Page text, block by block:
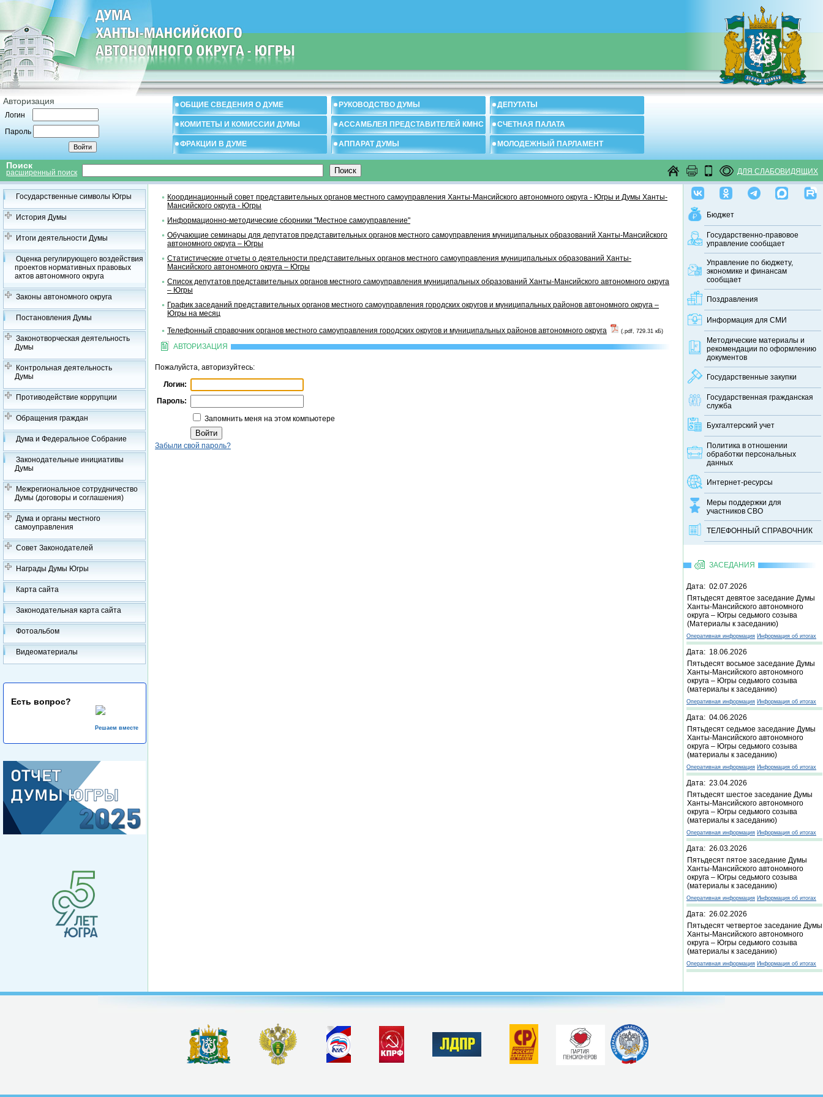
Авторизация
Логин
Пароль
ОБЩИЕ СВЕДЕНИЯ О ДУМЕ РУКОВОДСТВО ДУМЫ ДЕПУТАТЫ
КОМИТЕТЫ И КОМИССИИ ДУМЫ АССАМБЛЕЯ ПРЕДСТАВИТЕЛЕЙ КМНС СЧЕТНАЯ ПАЛАТА
ФРАКЦИИ В ДУМЕ АППАРАТ ДУМЫ МОЛОДЕЖНЫЙ ПАРЛАМЕНТ
Поиск
расширенный поиск ДЛЯ СЛАБОВИДЯЩИХ
Государственные символы Югры
История Думы
Итоги деятельности Думы
Оценка регулирующего воздействия
проектов нормативных правовых
актов автономного округа
Законы автономного округа
Постановления Думы
Законотворческая деятельность
Думы
Контрольная деятельность
Думы
Противодействие коррупции
Обращения граждан
Дума и Федеральное Собрание
Законодательные инициативы
Думы
Межрегиональное сотрудничество
Думы (договоры и соглашения)
Дума и органы местного
самоуправления
Совет Законодателей
Награды Думы Югры
Карта сайта
Законодательная карта сайта
Фотоальбом
Видеоматериалы
Есть вопрос?
Решаем вместе
Бюджет
Государственно-правовое
управление сообщает
Управление по бюджету,
экономике и финансам
сообщает
Поздравления
Информация для СМИ
Методические материалы и
рекомендации по оформлению
документов
Государственные закупки
Государственная гражданская
служба
Бухгалтерский учет
Политика в отношении
обработки персональных
данных
Интернет-ресурсы
Меры поддержки для
участников СВО
ТЕЛЕФОННЫЙ CПРАВОЧНИК
ЗАСЕДАНИЯ
Дата: 02.07.2026
Пятьдесят девятое заседание Думы
Ханты-Мансийского автономного
округа – Югры седьмого созыва
(Материалы к заседанию)
Оперативная информация Информация об итогах
Дата: 18.06.2026
Пятьдесят восьмое заседание Думы
Ханты-Мансийского автономного
округа – Югры седьмого созыва
(материалы к заседанию)
Оперативная информация Информация об итогах
Дата: 04.06.2026
Пятьдесят седьмое заседание Думы
Ханты-Мансийского автономного
округа – Югры седьмого созыва
(материалы к заседанию)
Оперативная информация Информация об итогах
Дата: 23.04.2026
Пятьдесят шестое заседание Думы
Ханты-Мансийского автономного
округа – Югры седьмого созыва
(материалы к заседанию)
Оперативная информация Информация об итогах
Дата: 26.03.2026
Пятьдесят пятое заседание Думы
Ханты-Мансийского автономного
округа – Югры седьмого созыва
(материалы к заседанию)
Оперативная информация Информация об итогах
Дата: 26.02.2026
Пятьдесят четвертое заседание Думы
Ханты-Мансийского автономного
округа – Югры седьмого созыва
(материалы к заседанию)
Оперативная информация Информация об итогах
Координационный совет представительных органов местного самоуправления Ханты-Мансийского автономного округа - Югры и Думы Ханты-
Мансийского округа - Югры
Информационно-методические сборники "Местное самоуправление"
Обучающие семинары для депутатов представительных органов местного самоуправления муниципальных образований Ханты-Мансийского
автономного округа – Югры
Статистические отчеты о деятельности представительных органов местного самоуправления муниципальных образований Ханты-
Мансийского автономного округа – Югры
Список депутатов представительных органов местного самоуправления муниципальных образований Ханты-Мансийского автономного округа
– Югры
График заседаний представительных органов местного самоуправления городских округов и муниципальных районов автономного округа –
Югры на месяц
Телефонный справочник органов местного самоуправления городских округов и муниципальных районов автономного округа
(.pdf, 729.31 кБ)
АВТОРИЗАЦИЯ
Пожалуйста, авторизуйтесь:
Логин:
Пароль:
Запомнить меня на этом компьютере
Забыли свой пароль?